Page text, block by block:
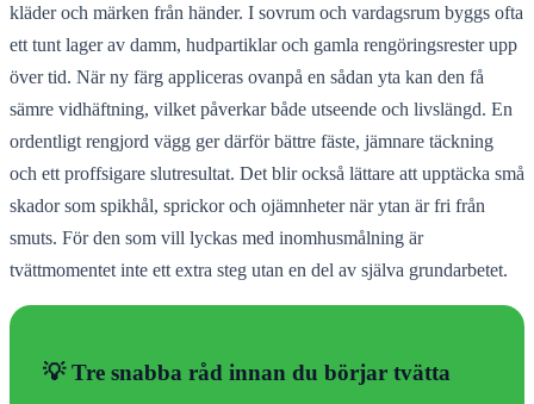
kläder och märken från händer. I sovrum och vardagsrum byggs ofta
ett tunt lager av damm, hudpartiklar och gamla rengöringsrester upp
över tid. När ny färg appliceras ovanpå en sådan yta kan den få
sämre vidhäftning, vilket påverkar både utseende och livslängd. En
ordentligt rengjord vägg ger därför bättre fäste, jämnare täckning
och ett proffsigare slutresultat. Det blir också lättare att upptäcka små
skador som spikhål, sprickor och ojämnheter när ytan är fri från
smuts. För den som vill lyckas med inomhusmålning är
tvättmomentet inte ett extra steg utan en del av själva grundarbetet.
💡 Tre snabba råd innan du börjar tvätta